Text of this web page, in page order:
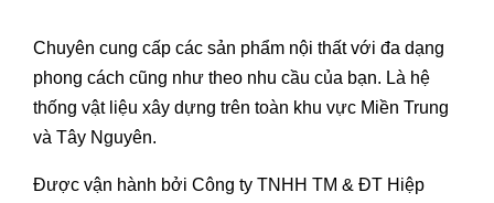
Chuyên cung cấp các sản phẩm nội thất với đa dạng
phong cách cũng như theo nhu cầu của bạn. Là hệ
thống vật liệu xây dựng trên toàn khu vực Miền Trung
và Tây Nguyên.
Được vận hành bởi Công ty TNHH TM & ĐT Hiệp